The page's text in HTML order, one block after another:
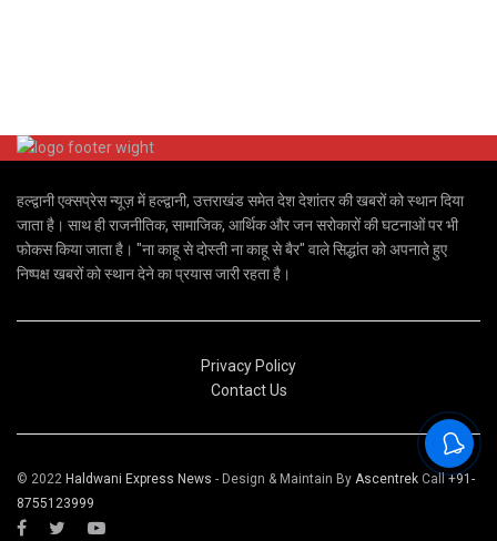
हल्द्वानी एक्सप्रेस न्यूज़ में हल्द्वानी, उत्तराखंड समेत देश देशांतर की खबरों को स्थान दिया
जाता है। साथ ही राजनीतिक, सामाजिक, आर्थिक और जन सरोकारों की घटनाओं पर भी
फोकस किया जाता है। "ना काहू से दोस्ती ना काहू से बैर" वाले सिद्धांत को अपनाते हुए
निष्पक्ष खबरों को स्थान देने का प्रयास जारी रहता है।
Privacy Policy
Contact Us
© 2022 Haldwani Express News - Design & Maintain By Ascentrek Call+91-
8755123999